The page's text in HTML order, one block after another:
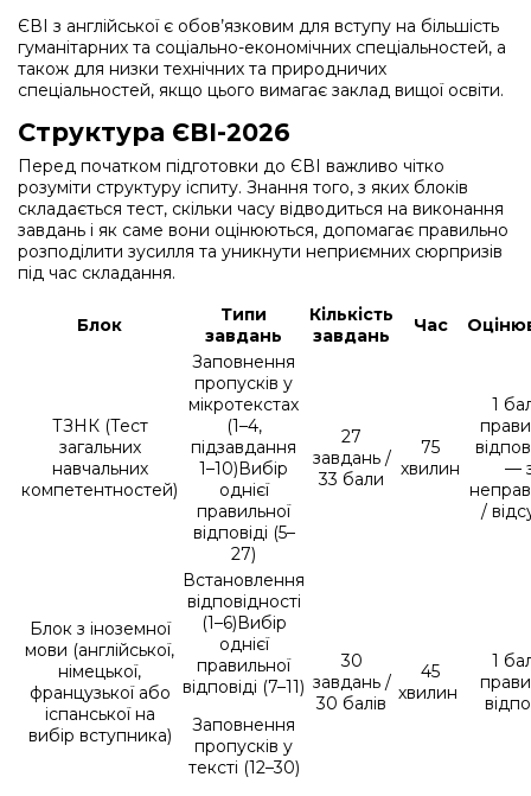
ЄВІ з англійської є обов’язковим для вступу на більшість
гуманітарних та соціально-економічних спеціальностей, а
також для низки технічних та природничих
спеціальностей, якщо цього вимагає заклад вищої освіти.
Структура ЄВІ-2026
Перед початком підготовки до ЄВІ важливо чітко
розуміти структуру іспиту. Знання того, з яких блоків
складається тест, скільки часу відводиться на виконання
завдань і як саме вони оцінюються, допомагає правильно
розподілити зусилля та уникнути неприємних сюрпризів
під час складання.
Блок
Типи
завдань
Кількість
завдань
Час
ТЗНК (Тест
загальних
навчальних
компетентностей)
Заповнення
пропусків у
мікротекстах
(1–4,
підзавдання
1–10)Вибір
однієї
правильної
відповіді (5–
27)
27
завдань /
33 бали
75
хвилин
1
—
/
Блок з іноземної
мови (англійської,
німецької,
французької або
іспанської на
вибір вступника)
Встановлення
відповідності
(1–6)Вибір
однієї
правильної
відповіді (7–11)
Заповнення
пропусків у
тексті (12–30)
30
завдань /
30 балів
45
хвилин
1